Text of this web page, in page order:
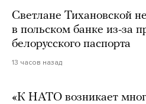
Светлане Тихановской
в польском банке из-за
белорусского паспорта
13 часов назад
«К НАТО возникает